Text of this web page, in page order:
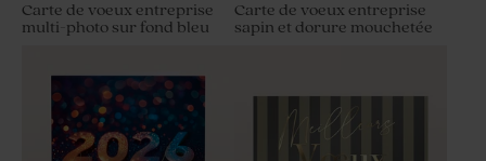
Carte de voeux entreprise
multi-photo sur fond bleu
Carte de voeux entreprise
sapin et dorure mouchetée